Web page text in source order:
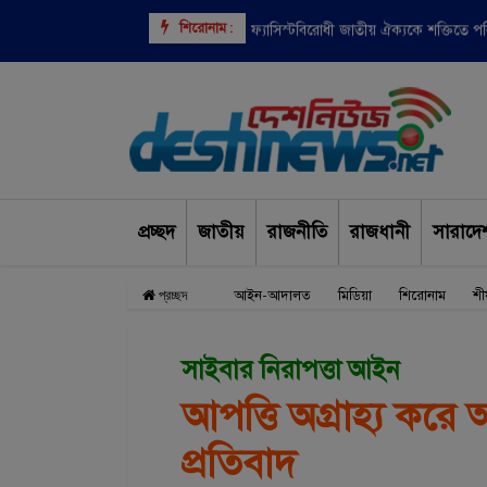
শিরোনাম :
ফ্যাসিস্টবিরোধী জাতীয় ঐক্যকে শক্তিতে
বাংলাদেশসহ ৯ দেশের উপর ভিসা
প্রচ্ছদ জাতীয় রাজনীতি রাজধানী
প্রচ্ছদ আইন-আদালত মিডিয়া শিরোনাম
সাইবার নিরাপত্তা আইন
আপত্তি অগ্রাহ্য
প্রতিবাদ